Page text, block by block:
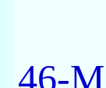
46-